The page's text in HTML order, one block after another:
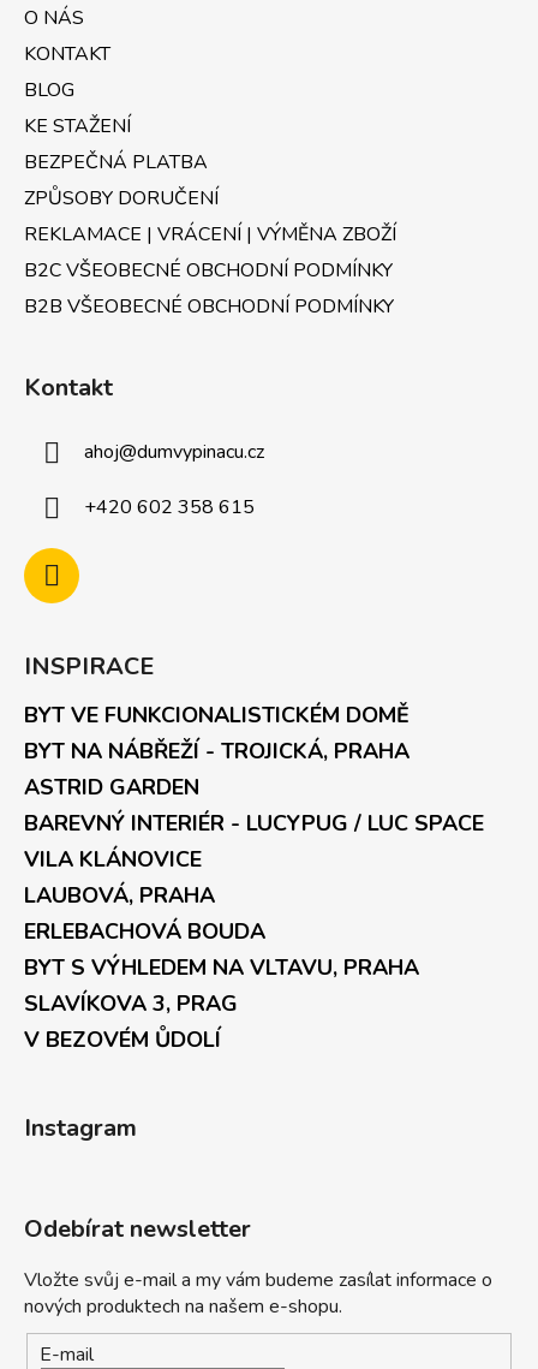
O NÁS
KONTAKT
BLOG
KE STAŽENÍ
BEZPEČNÁ PLATBA
ZPŮSOBY DORUČENÍ
REKLAMACE | VRÁCENÍ | VÝMĚNA ZBOŽÍ
B2C VŠEOBECNÉ OBCHODNÍ PODMÍNKY
B2B VŠEOBECNÉ OBCHODNÍ PODMÍNKY
Kontakt
ahoj@dumvypinacu.cz
+420 602 358 615
INSPIRACE
BYT VE FUNKCIONALISTICKÉM DOMĚ
BYT NA NÁBŘEŽÍ - TROJICKÁ, PRAHA
ASTRID GARDEN
BAREVNÝ INTERIÉR - LUCYPUG / LUC SPACE
VILA KLÁNOVICE
LAUBOVÁ, PRAHA
ERLEBACHOVÁ BOUDA
BYT S VÝHLEDEM NA VLTAVU, PRAHA
SLAVÍKOVA 3, PRAG
V BEZOVÉM ŮDOLÍ
Instagram
Odebírat newsletter
Vložte svůj e-mail a my vám budeme zasílat informace o
nových produktech na našem e-shopu.
E-mail